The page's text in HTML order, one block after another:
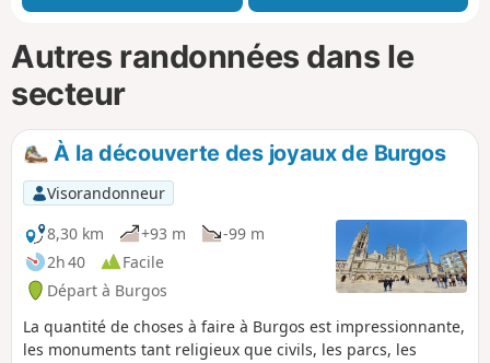
Autres randonnées dans le
secteur
À la découverte des joyaux de Burgos
Visorandonneur
8,30 km
+93 m
-99 m
2h 40
Facile
Départ à Burgos
La quantité de choses à faire à Burgos est impressionnante,
les monuments tant religieux que civils, les parcs, les